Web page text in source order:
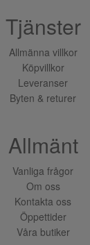
Tjänster
Allmänna villkor
Köpvillkor
Leveranser
Byten & returer
Allmänt
Vanliga frågor
Om oss
Kontakta oss
Öppettider
Våra butiker